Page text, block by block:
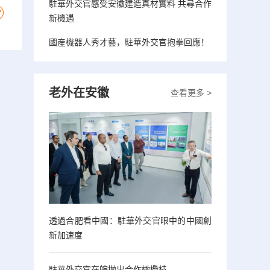
駐華外交官感受安徽建造真材實料 共尋合作
新機遇
國産機器人秀才藝，駐華外交官抱拳回應！
查看更多 >
老外在安徽
透過合肥看中國：駐華外交官眼中的中國創
新加速度